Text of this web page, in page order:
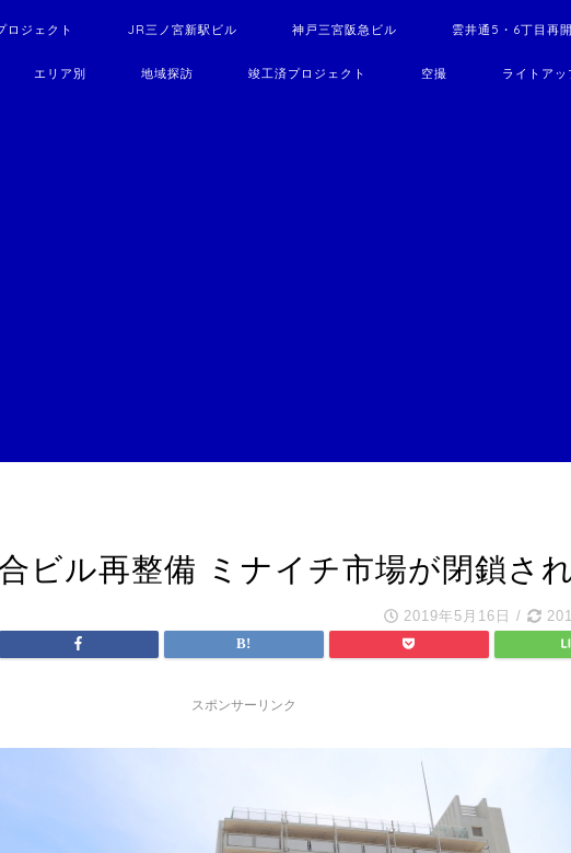
ロジェクト JR三ノ宮新駅ビル 神戸三宮阪急ビル 雲井通5・6丁目再
エリア別 地域探訪 竣工済プロジェクト 空撮 ライトア
ビル再整備 ミナイチ市場が閉鎖さ
2019年5月16日 /
スポンサーリンク